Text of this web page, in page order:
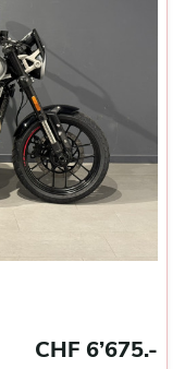
CHF 6’675.-